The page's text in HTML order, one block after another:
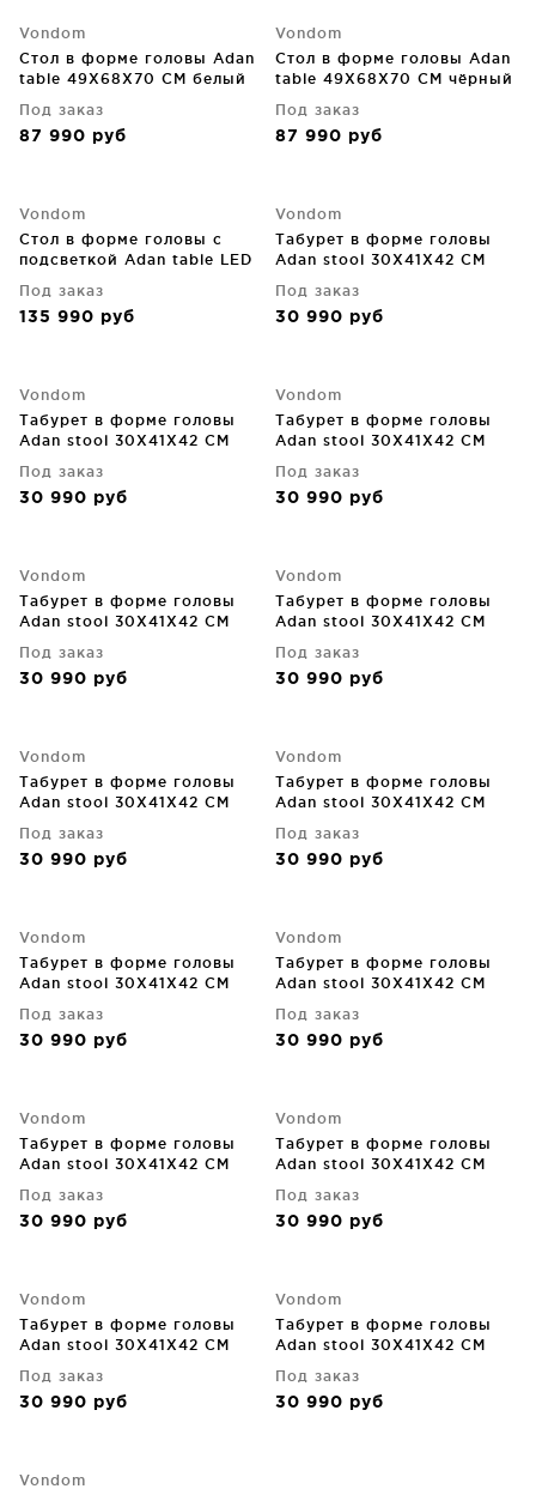
Vondom
Стол в форме головы Adan
table 49X68X70 CM белый
Под заказ
87 990 руб
Vondom
Стол в форме головы Adan
table 49X68X70 CM чёрный
Под заказ
87 990 руб
Vondom
Стол в форме головы с
подсветкой Adan table LED
Под заказ
135 990 руб
Vondom
Табурет в форме головы
Adan stool 30X41X42 CM
Под заказ
30 990 руб
Vondom
Табурет в форме головы
Adan stool 30X41X42 CM
Под заказ
30 990 руб
Vondom
Табурет в форме головы
Adan stool 30X41X42 CM
Под заказ
30 990 руб
Vondom
Табурет в форме головы
Adan stool 30X41X42 CM
Под заказ
30 990 руб
Vondom
Табурет в форме головы
Adan stool 30X41X42 CM
Под заказ
30 990 руб
Vondom
Табурет в форме головы
Adan stool 30X41X42 CM
Под заказ
30 990 руб
Vondom
Табурет в форме головы
Adan stool 30X41X42 CM
Под заказ
30 990 руб
Vondom
Табурет в форме головы
Adan stool 30X41X42 CM
Под заказ
30 990 руб
Vondom
Табурет в форме головы
Adan stool 30X41X42 CM
Под заказ
30 990 руб
Vondom
Табурет в форме головы
Adan stool 30X41X42 CM
Под заказ
30 990 руб
Vondom
Табурет в форме головы
Adan stool 30X41X42 CM
Под заказ
30 990 руб
Vondom
Табурет в форме головы
Adan stool 30X41X42 CM
Под заказ
30 990 руб
Vondom
Табурет в форме головы
Adan stool 30X41X42 CM
Под заказ
30 990 руб
Vondom